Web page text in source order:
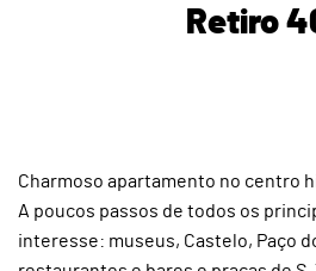
Retiro
Charmoso apartamento no centro
A poucos passos de todos os
interesse: museus, Castelo, Paço